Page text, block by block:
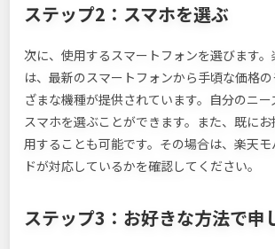
ステップ2：スマホを選ぶ
次に、使用するスマートフォンを選びます
は、最新のスマートフォンから手頃な価格
ざまな機種が提供されています。自分のニ
スマホを選ぶことができます。また、既に
用することも可能です。その場合は、楽天モ
ドが対応しているかを確認してください。
ステップ3：お好きな方法で申